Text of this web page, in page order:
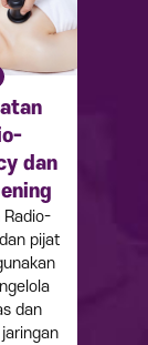
dan
Radio-
pijat
dan